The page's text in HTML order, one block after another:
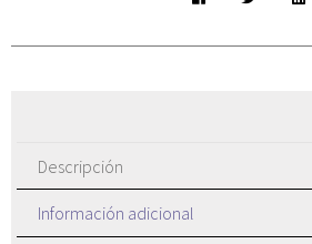
Descripción
Información adicional